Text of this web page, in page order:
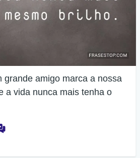
grande amigo marca a nossa
a vida nunca mais tenha o